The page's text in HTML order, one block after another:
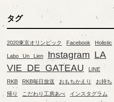
タグ
2020東京オリンピック Facebook Holistic
Labo Un Lien Instagram LA
VIE DE GATEAU
LINE
RKB RKB毎日放送 おもちかえり お持ち
帰り こだわり工房あべ インスタグラム